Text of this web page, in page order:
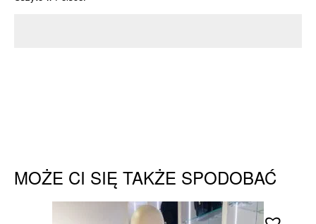
MOŻE CI SIĘ TAKŻE SPODOBAĆ